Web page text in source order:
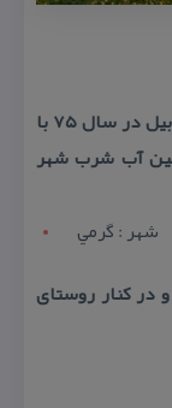
دریاچه گیلارلو در شهرستان گرمی استان اردبیل در سال ۷۵ با
آب شرب شهر
شهر : گرمي
در كنار روستای